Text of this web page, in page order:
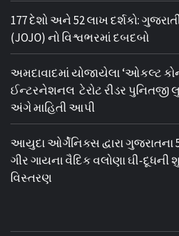
177 દેશો અને 52 લાખ દર્શકો:
(JOJO) નો વિશ્વભરમાં દબદબો
અમદાવાદમાં યોજાયેલા ‘ઓકલ્ટ
ઈન્ટરનેશનલ ટેરોટ રીડર પુનિતજી
અંગે માહિતી આપી
આયુદા ઓર્ગેનિક્સ દ્વારા ગુજરાતના
ગીર ગાયના વૈદિક વલોણા ઘી-
વિસ્તરણ